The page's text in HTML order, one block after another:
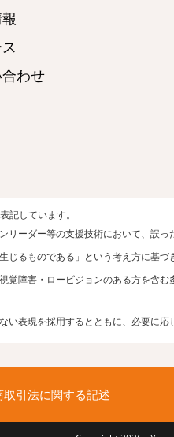
わせ
記しています。
ーダー等の支援技術において、誤っ
るものである」という考え方に基
障害・ロービジョンのある方を
表現を採用するとともに、必要に応
取引法に関する記述